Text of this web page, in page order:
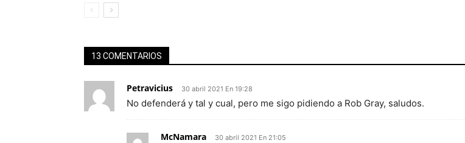
13 COMENTARIOS
Petravicius 30 abril 2021 En 19:28
No defenderá y tal y cual, pero me sigo pidiendo a Rob Gray, saludos.
McNamara 30 abril 2021 En 21:05